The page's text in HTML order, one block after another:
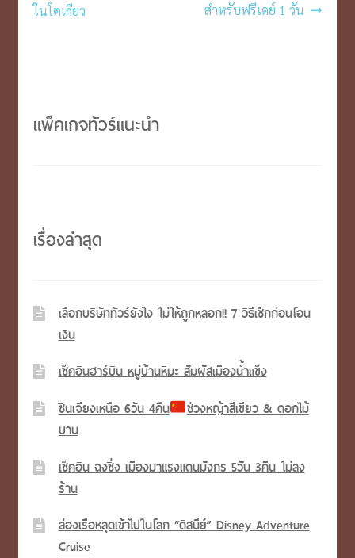
นำทาง
post:
ในโตเกียว post:สำหรับฟรีเดย์ 1 วัน
แพ็คเกจทัวร์แนะนำ
เรื่องล่าสุด
เลือกบริษัททัวร์ยังไง ไม่ให้ถูกหลอก!! 7 วิธีเช็กก่อนโอน
เงิน
เช็คอินฮาร์บิน หมู่บ้านหิมะ สัมผัสเมืองน้ำแข็ง
ซินเจียงเหนือ 6วัน 4คืน
ช่วงหญ้าสีเขียว & ดอกไม้
บาน
เช็คอิน ฉงชิ่ง เมืองมาแรงแดนมังกร 5วัน 3คืน ไม่ลง
ร้าน
ล่องเรือหลุดเข้าไปในโลก “ดิสนีย์” Disney Adventure
Cruise